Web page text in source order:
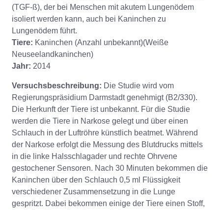
(TGF-ß), der bei Menschen mit akutem Lungenödem
isoliert werden kann, auch bei Kaninchen zu
Lungenödem führt.
Tiere: Kaninchen (Anzahl unbekannt)(Weiße
Neuseelandkaninchen)
Jahr: 2014
Versuchsbeschreibung: Die Studie wird vom
Regierungspräsidium Darmstadt genehmigt (B2/330).
Die Herkunft der Tiere ist unbekannt. Für die Studie
werden die Tiere in Narkose gelegt und über einen
Schlauch in der Luftröhre künstlich beatmet. Während
der Narkose erfolgt die Messung des Blutdrucks mittels
in die linke Halsschlagader und rechte Ohrvene
gestochener Sensoren. Nach 30 Minuten bekommen die
Kaninchen über den Schlauch 0,5 ml Flüssigkeit
verschiedener Zusammensetzung in die Lunge
gespritzt. Dabei bekommen einige der Tiere einen Stoff,